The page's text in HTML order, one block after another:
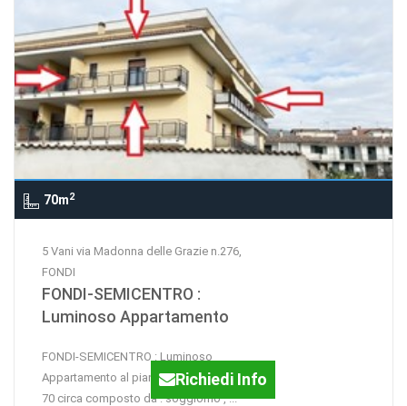
70m2
5 Vani via Madonna delle Grazie n.276,
FONDI
FONDI-SEMICENTRO :
Luminoso Appartamento
FONDI-SEMICENTRO : Luminoso
Appartamento al piano secondo di mq.
70 circa composto da : soggiorno , ...
Richiedi Info